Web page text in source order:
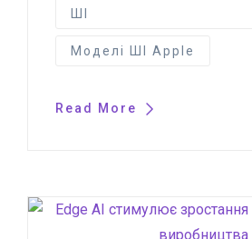
Моделі ШІ Apple
Read More